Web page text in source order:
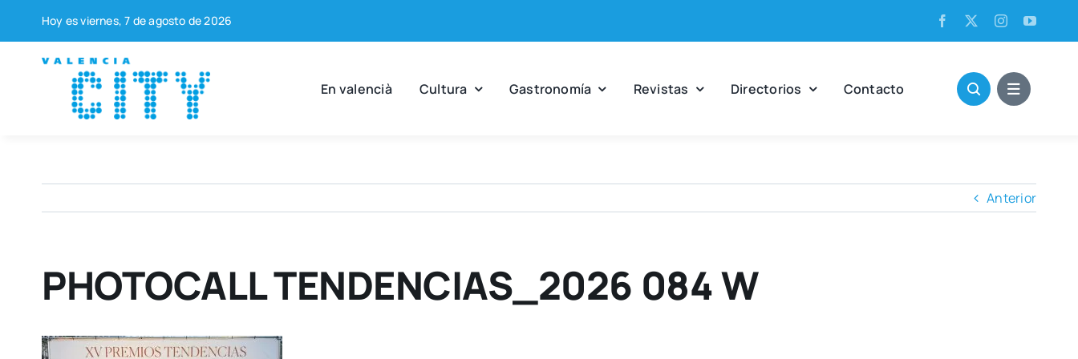
contenido
Hoy es vier­nes, 7 de agos­to de 2026
En valen­cià Cul­tu­ra Gas­tro­no­mía Revis­tas Direc­to­rios Con­tac­to
Anterior
PHOTOCALL TENDENCIAS_2026 084 W